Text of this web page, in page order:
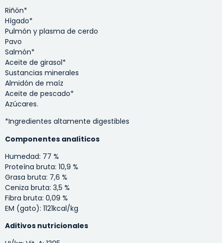
Riñón*
Hígado*
Pulmón y plasma de cerdo
Pavo
Salmón*
Aceite de girasol*
Sustancias minerales
Almidón de maíz
Aceite de pescado*
Azúcares.
*Ingredientes altamente digestibles
Componentes analíticos
Humedad: 77 %
Proteína bruta: 10,9 %
Grasa bruta: 7,6 %
Ceniza bruta: 3,5 %
Fibra bruta: 0,09 %
EM (gato): 1121kcal/kg
Aditivos nutricionales